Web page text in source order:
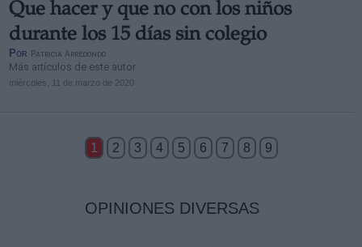
Que hacer y que no con los niños
durante los 15 días sin colegio
Por Patricia Arredondo
Más artículos de este autor
miércoles, 11 de marzo de 2020
1 2 3 4 5 6 7 8 9
OPINIONES DIVERSAS